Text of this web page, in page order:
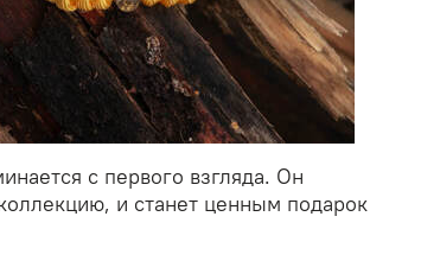
с первого взгляда. Он
и станет ценным подарок